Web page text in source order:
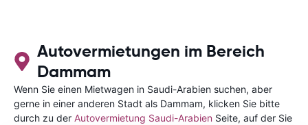
Autovermietungen im Bereich
Dammam
Wenn Sie einen Mietwagen in Saudi-Arabien suchen, aber
gerne in einer anderen Stadt als Dammam, klicken Sie bitte
durch zu der Autovermietung Saudi-Arabien Seite, auf der Sie